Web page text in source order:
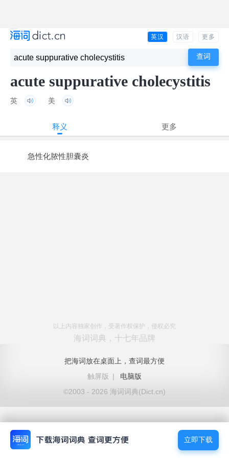
英汉 汉语 更多
acute suppurative cholecystitis
英 美
释义 更多
急性化脓性胆囊炎
以上内容独家创作，受著作权保护，侵权必究
海词词典，十七年品牌
把海词放在桌面上，查词最方便
触屏版
|
电脑版
©2003 - 2026 海词词典(Dict.cn)
立即下载
立即下载